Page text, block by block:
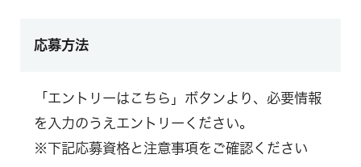
応募方法
「エントリーはこちら」ボタンより、必要情報
を入力のうえエントリーください。
※下記応募資格と注意事項をご確認ください